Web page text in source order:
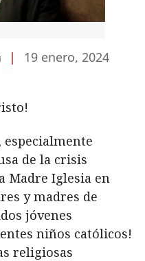
| 19 enero, 2024
de la crisis
Madre Iglesia en
y madres de
jóvenes
niños católicos!
religiosas